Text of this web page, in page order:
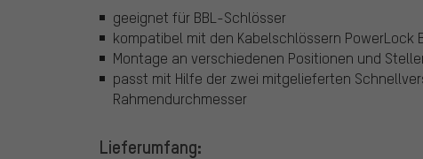
geeignet für BBL-Schlösser
kompatibel mit den Kabelschlössern PowerLock
Montage an verschiedenen Positionen und
passt mit Hilfe der zwei mitgelieferten
Rahmendurchmesser
Lieferumfang: